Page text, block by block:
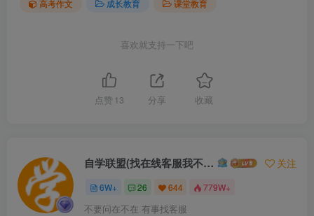
高考作文 成长教育 课堂教育
喜欢就支持一下吧
点赞 13 分享 收藏
自学联盟(找在线客服我不回信息的) 关注
6W+ 26 644 779W+
不要问在不在 有事找客服